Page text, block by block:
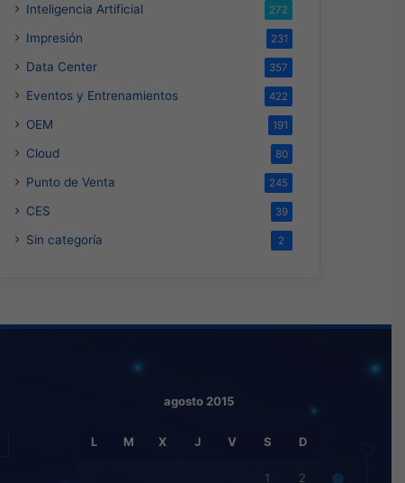
Inteligencia Artificial 272
Impresión 231
Data Center 357
Eventos y Entrenamientos 422
OEM 191
Cloud 80
Punto de Venta 245
CES 39
Sin categoría 2
agosto 2015
L M X J V S D
1 2